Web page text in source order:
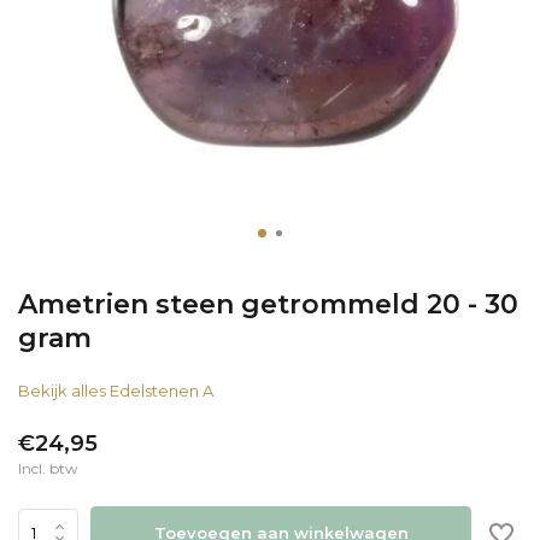
Ametrien steen getrommeld 20 - 30
gram
Bekijk alles Edelstenen A
€24,95
Incl. btw
Toevoegen aan winkelwagen